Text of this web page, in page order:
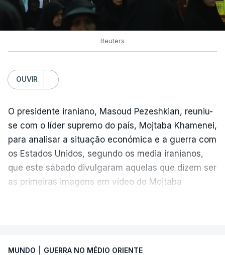
Reuters
OUVIR
O presidente iraniano, Masoud Pezeshkian, reuniu-
se com o líder supremo do país, Mojtaba Khamenei,
para analisar a situação económica e a guerra com
os Estados Unidos, segundo os media iranianos,
que este sábado divulgaram aquelas que dizem ser
as primeiras imagens em vídeo de Mojtaba
Mehr na rede social Telegram, como aquilo que
MUNDO GUERRA NO MÉDIO ORIENTE